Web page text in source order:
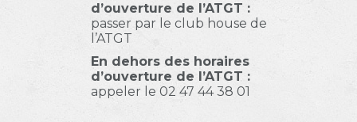
d’ouverture de l’ATGT :
passer par le club house de
l’ATGT
En dehors des horaires
d’ouverture de l’ATGT :
appeler le 02 47 44 38 01